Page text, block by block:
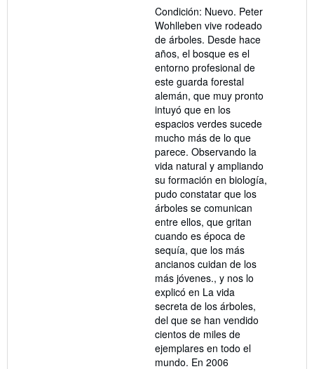
Condición: Nuevo. Peter
Wohlleben vive rodeado
de árboles. Desde hace
años, el bosque es el
entorno profesional de
este guarda forestal
alemán, que muy pronto
intuyó que en los
espacios verdes sucede
mucho más de lo que
parece. Observando la
vida natural y ampliando
su formación en biología,
pudo constatar que los
árboles se comunican
entre ellos, que gritan
cuando es época de
sequía, que los más
ancianos cuidan de los
más jóvenes., y nos lo
explicó en La vida
secreta de los árboles,
del que se han vendido
cientos de miles de
ejemplares en todo el
mundo. En 2006